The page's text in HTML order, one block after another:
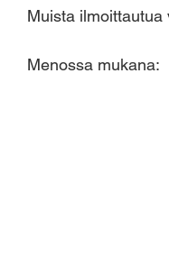
Muista ilmoittautua
Menossa mukana: